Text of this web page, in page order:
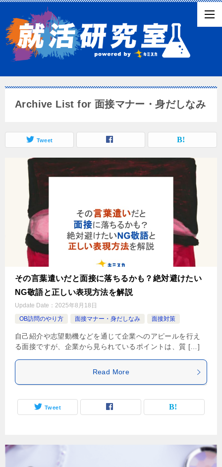
Archive List for 面接マナー・身だしなみ
Tweet
その言葉遣いだと面接に落ちるかも？絶対避けたい
NG敬語と正しい表現方法を解説
Update Date： 2025年8月18日
OB訪問のやり方
面接マナー・身だしなみ 面接対策
自己紹介や志望動機などを通じて企業へのアピールを行え
る面接ですが、企業から見られているポイントは、質 […]
Read More
Tweet